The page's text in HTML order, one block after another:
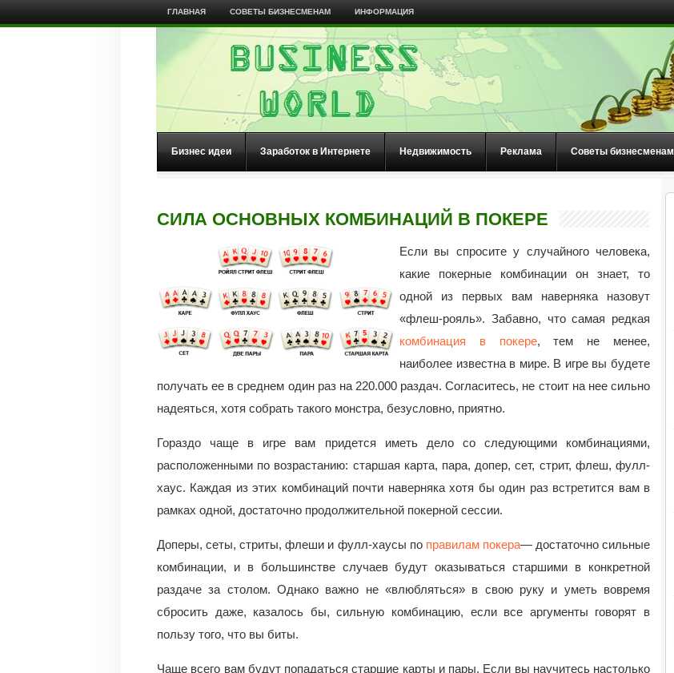
ГЛАВНАЯ СОВЕТЫ БИЗНЕСМЕНАМ ИНФОРМАЦИЯ
Бизнес идеи Заработок в Интернете Недвижимость Реклама Советы бизнесменам
СИЛА ОСНОВНЫХ КОМБИНАЦИЙ В ПОКЕРЕ
Если вы спросите у случайного человека,
какие покерные комбинации он знает, то
одной из первых вам наверняка назовут
«флеш-рояль». Забавно, что самая редкая
комбинация в покере, тем не менее,
наиболее известна в мире. В игре вы будете
получать ее в среднем один раз на 220.000 раздач. Согласитесь, не стоит на нее сильно
надеяться, хотя собрать такого монстра, безусловно, приятно.
Гораздо чаще в игре вам придется иметь дело со следующими комбинациями,
расположенными по возрастанию: старшая карта, пара, допер, сет, стрит, флеш, фулл-
хаус. Каждая из этих комбинаций почти наверняка хотя бы один раз встретится вам в
рамках одной, достаточно продолжительной покерной сессии.
Доперы, сеты, стриты, флеши и фулл-хаусы по правилам покера— достаточно сильные
комбинации, и в большинстве случаев будут оказываться старшими в конкретной
раздаче за столом. Однако важно не «влюбляться» в свою руку и уметь вовремя
сбросить даже, казалось бы, сильную комбинацию, если все аргументы говорят в
пользу того, что вы биты.
Чаще всего вам будут попадаться старшие карты и пары. Если вы научитесь настолько